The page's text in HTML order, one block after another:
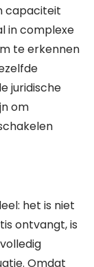
capaciteit
in complexe
te erkennen
juridische
om
het is niet
ontvangt, is
Omdat